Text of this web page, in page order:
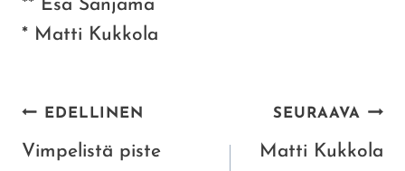
** Esa Sanjama
* Matti Kukkola
ARTIKKELIEN
SELAUS
EDELLINEN
Vimpelistä piste
SEURAAVA
Matti Kukkola